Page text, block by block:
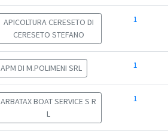
APICOLTURA CERESETO DI
CERESETO STEFANO
1
APM DI M.POLIMENI SRL 1
ARBATAX BOAT SERVICE S R
L
1